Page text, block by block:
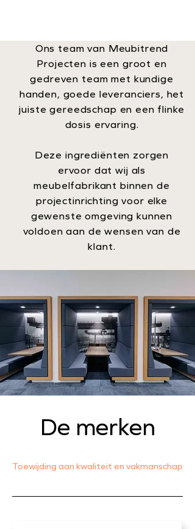
Ons team van Meubitrend
Projecten is een groot en
gedreven team met kundige
handen, goede leveranciers, het
juiste gereedschap en een flinke
dosis ervaring.
Deze ingrediënten zorgen
ervoor dat wij als
meubelfabrikant binnen de
projectinrichting voor elke
gewenste omgeving kunnen
voldoen aan de wensen van de
klant.
De merken
Toewijding aan kwaliteit en vakmanschap